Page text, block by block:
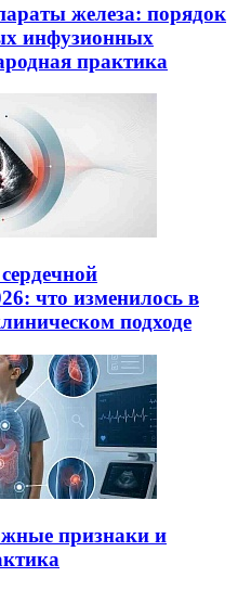
железа: порядок
инфузионных
практика
что изменилось в
подходе
признаки и